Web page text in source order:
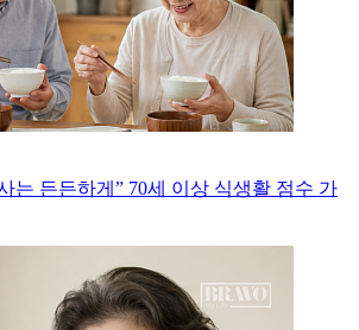
는 든든하게” 70세 이상 식생활 점수 가